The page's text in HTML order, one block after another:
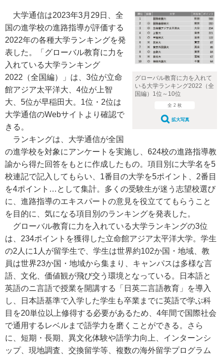
グローバル教育に力を入れて
いる大学ランキング2022（全
国編）1位～10位
全 2 枚
拡大写真
大学通信は2023年3月29日、全
国の進学校の進路指導が評価する
2022年の各種大学ランキングを発
表した。「グローバル教育に力を
入れている大学ランキング
2022（全国編）」は、3位が立命
館アジア太平洋大、4位が上智
大、5位が早稲田大。1位・2位は
大学通信のWebサイトより確認で
きる。
ランキングは、大学通信が全国
の進学校を対象にアンケートを実施し、624校の進路指導教
諭から得た回答をもとに作成したもの。項目別に大学名を5
校連記で記入してもらい、1番目の大学を5ポイント、2番目
を4ポイント…として集計。多くの受験生が迷う志望校選び
に、進路指導のエキスパートの意見を役立ててもらうこと
を目的に、気になる項目別のランキングを発表した。
グローバル教育に力を入れている大学ランキングの3位
は、234ポイントを獲得した立命館アジア太平洋大学。学生
の2人に1人が留学生で、学生は世界約102か国・地域、教
員は世界23か国・地域から集まり、キャンパスは多様な言
語、文化、価値観が飛び交う環境となっている。日本語と
英語のニ言語で授業を開講する「日英二言語教育」を導入
し、日本語基準で入学した学生も卒業までに英語で学ぶ科
目を20単位以上修得する必要があるため、4年間で国際社会
で通用するレベルまで語学力を磨くことができる。さら
に、短期・長期、異文化体験や語学力向上、インターンシ
ップ、現地調査、交換留学等、複数の海外留学プログラム